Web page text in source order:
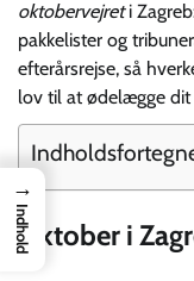
oktobervejreti
pakkelister og
efterårsrejse, så
lov til at ødelægge
Oktober i
→
Indhold